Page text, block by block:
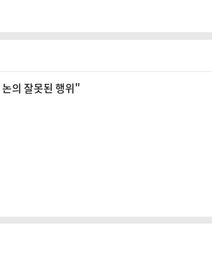
의 잘못된 행위"